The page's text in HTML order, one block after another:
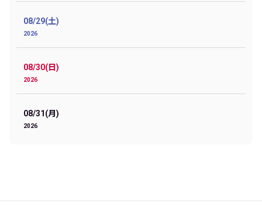
08/29(土)
2026
08/30(日)
2026
08/31(月)
2026